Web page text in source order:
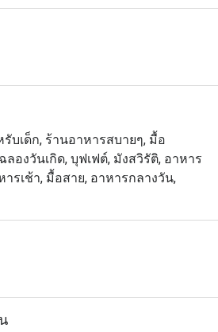
ใหญ่ มีบางสิ่งบางอย่างที่จะตอบ
บเด็ก, ร้านอาหารสบายๆ, มื้อ
องวันเกิด, บุฟเฟต์, มังสวิรัติ, อาหาร
รเช้า, มื้อสาย, อาหารกลางวัน,